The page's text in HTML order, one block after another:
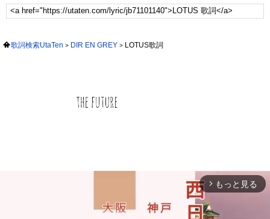
歌詞検索UtaTen DIR EN GREY LOTUS歌詞
arrow_forward_ios もっと見る